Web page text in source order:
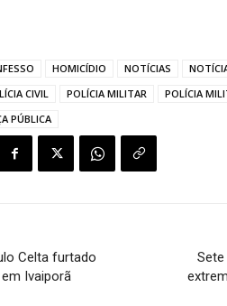
HOMICÍDIO NOTÍCIAS
CIVIL POLÍCIA MILITAR POLÍCIA
PÚBLICA
Celta furtado
Ivaiporã